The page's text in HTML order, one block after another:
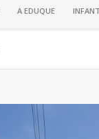
A EDUQUE